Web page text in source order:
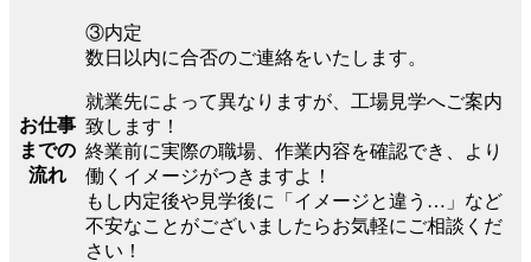
お仕事
までの
流れ
③内定
数日以内に合否のご連絡をいたします。
就業先によって異なりますが、工場見学へご案内
致します！
終業前に実際の職場、作業内容を確認でき、より
働くイメージがつきますよ！
もし内定後や見学後に「イメージと違う…」など
不安なことがございましたらお気軽にご相談くだ
さい！